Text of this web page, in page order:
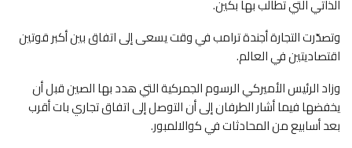
الذاتي التي تطالب بها بكين.
وتصدّرت التجارة أجندة ترامب في وقت يسعى إلى اتفاق بين أكبر قوتين
اقتصاديتين في العالم.
وزاد الرئيس الأميركي الرسوم الجمركية التي هدد بها الصين قبل أن
يخفضها فيما أشار الطرفان إلى أن التوصل إلى اتفاق تجاري بات أقرب
بعد أسابيع من المحادثات في كوالالمبور.